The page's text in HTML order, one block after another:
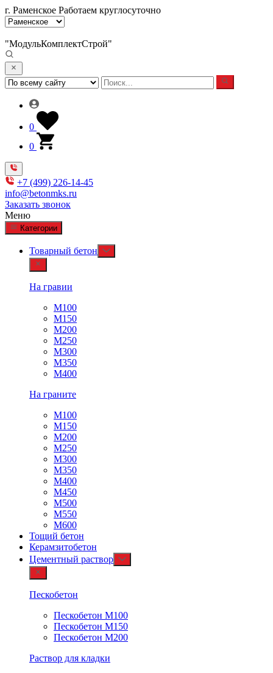
г. Раменское Работаем круглосуточно
"МодульКомплектСтрой"
0
0
+7 (499) 226-14-45
info@betonmks.ru
Заказать звонок
Меню
Категории
Товарный бетон
На гравии
М100
М150
М200
М250
М300
М350
М400
На граните
М100
М150
М200
М250
М300
М350
М400
М450
М500
М550
М600
Тощий бетон
Керамзитобетон
Цементный раствор
Пескобетон
Пескобетон М100
Пескобетон М150
Пескобетон М200
Раствор для кладки